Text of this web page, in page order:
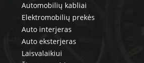
Automobilių kabliai
Elektromobilių prekės
Auto interjeras
Auto eksterjeras
Laisvalaikiui